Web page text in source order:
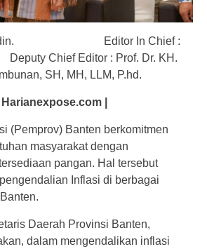
Editor In Chief :
Chief Editor : Prof. Dr. KH.
SH, MH, LLM, P.hd.
|
(Pemprov) Banten berkomitmen
masyarakat dengan
pangan. Hal tersebut
Inflasi di berbagai
Daerah Provinsi Banten,
dalam mengendalikan inflasi